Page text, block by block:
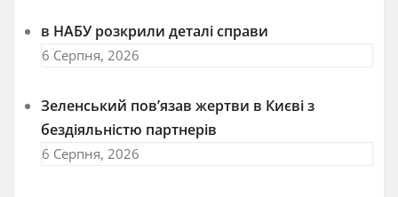
в НАБУ розкрили деталі справи
6 Серпня, 2026
Зеленський пов’язав жертви в Києві з
бездіяльністю партнерів
6 Серпня, 2026